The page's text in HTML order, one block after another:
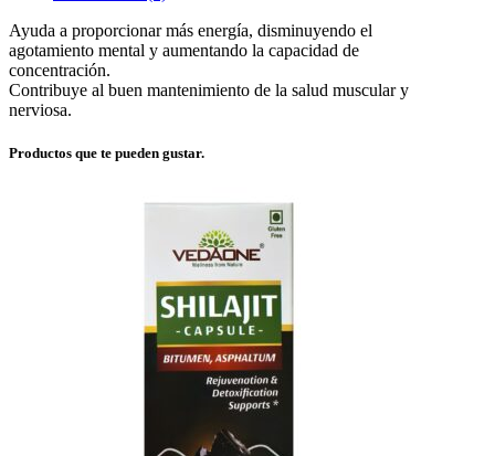
Ayuda a proporcionar más energía, disminuyendo el
agotamiento mental y aumentando la capacidad de
concentración.
Contribuye al buen mantenimiento de la salud muscular y
nerviosa.
Productos que te pueden gustar.